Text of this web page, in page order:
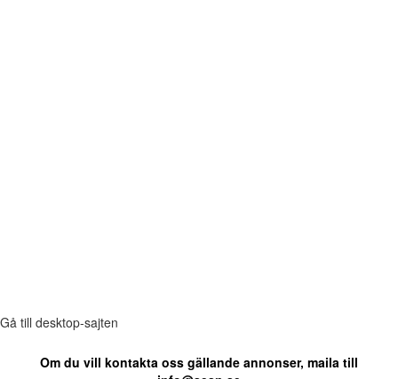
Gå till desktop-sajten
Om du vill kontakta oss gällande annonser, maila till